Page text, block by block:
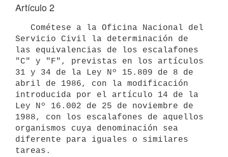
Artículo 2
Servicio Civil la determinación de
las equivalencias de los escalafones
"C" y "F", previstas en los artículos
31 y 34 de la Ley Nº 15.809 de 8 de
abril de 1986, con la modificación
introducida por el artículo 14 de la
Ley Nº 16.002 de 25 de noviembre de
1988, con los escalafones de aquellos
organismos cuya denominación sea
diferente para iguales o similares
tareas.